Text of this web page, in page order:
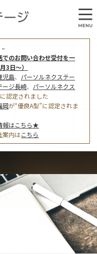
る情報公表
でのお問い合わせ受付を一
3日～）
児島、 パーソルネクステー
ージ長崎、 パーソルネクス
認定されました
岡が“優良A型”に認定されま
報はこちら★
案内はこちら